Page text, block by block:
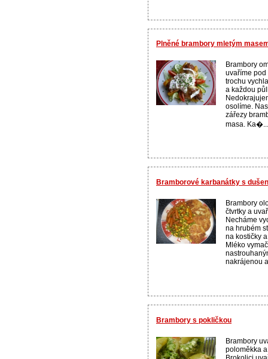
Plněné brambory mletým
Brambory
uvaříme
trochu
a každou
osolíme.
zářezy
masa. Ka�...
Bramborové karbanátky s
Brambory
čtvrtky a
Necháme
na hrubém
na kostičky
Mléko
nakrájenou
Brambory s pokličkou
Brambory
poloměkka